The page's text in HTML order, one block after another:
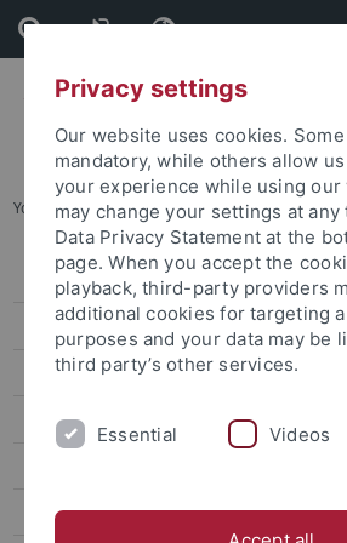
Skip
to
content
Skip
to
footer
You are here: Startseite ... Besondere
Zentrale Studienberatung
Studienfachberatung
Beratung für internationale Studierende
Lehramtsstudium
Schwierigkeiten im Studienverlauf
Privacy settings
Our website uses cookies.
mandatory, while others allow
your experience while using our
may change your settings at any
Data Privacy Statement at the
page. When you accept the
playback, third-party providers
additional cookies for targeting
purposes and your data may be
third party’s other services.
Essential Videos